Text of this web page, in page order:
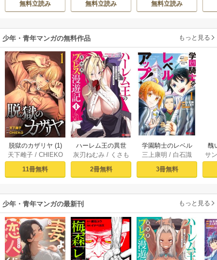
無料立読み 無料立読み 無料立読み
少年・青年マンガの無料作品 もっと見る
脱獄のカザリヤ (1)
天下雌子/ CHIEKO
11冊無料
ハーレム王の異世
界プレス漫遊記 ～
最強無双のおじさ
んはあらゆる種族
ミック） 1巻
灰刃ねむみ / くさも
2冊無料
学園騎士のレベル
アップ！レベル100
0超えの転生者、落
ちこぼれクラスに
（コミック） ： 1
三上康明 / 白石識
3冊無料
醜
同
サ
少年・青年マンガの最新刊 もっと見る